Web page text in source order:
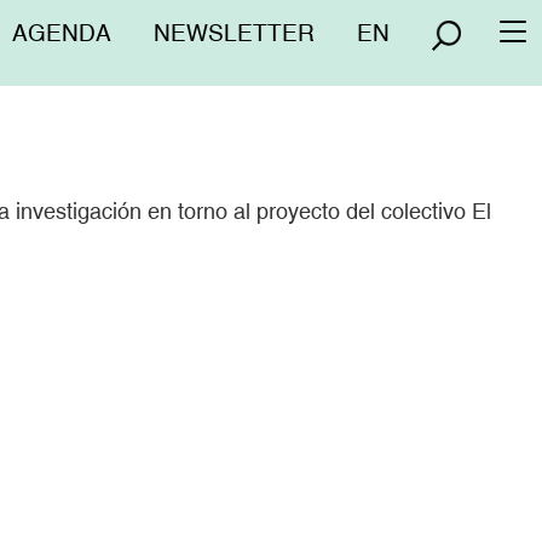
Menú
AGENDA NEWSLETTER EN
en torno al proyecto del colectivo El